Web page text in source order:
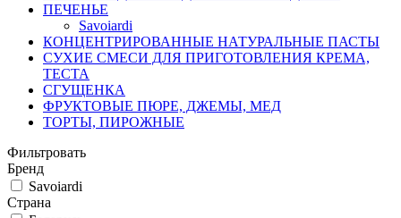
ПЕЧЕНЬЕ
Savoiardi
КОНЦЕНТРИРОВАННЫЕ НАТУРАЛЬНЫЕ ПАСТЫ
СУХИЕ СМЕСИ ДЛЯ ПРИГОТОВЛЕНИЯ КРЕМА,
ТЕСТА
СГУЩЕНКА
ФРУКТОВЫЕ ПЮРЕ, ДЖЕМЫ, МЕД
ТОРТЫ, ПИРОЖНЫЕ
Фильтровать
Бренд
Savoiardi
Страна